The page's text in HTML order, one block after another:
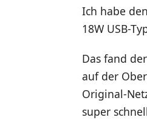
Ich habe
18W USB-
Das fand
auf der
Original-
super